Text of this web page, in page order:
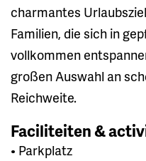
charmantes
Familien, die sich in
vollkommen
großen Auswahl an
Reichweite.
Faciliteiten &
• Parkplatz